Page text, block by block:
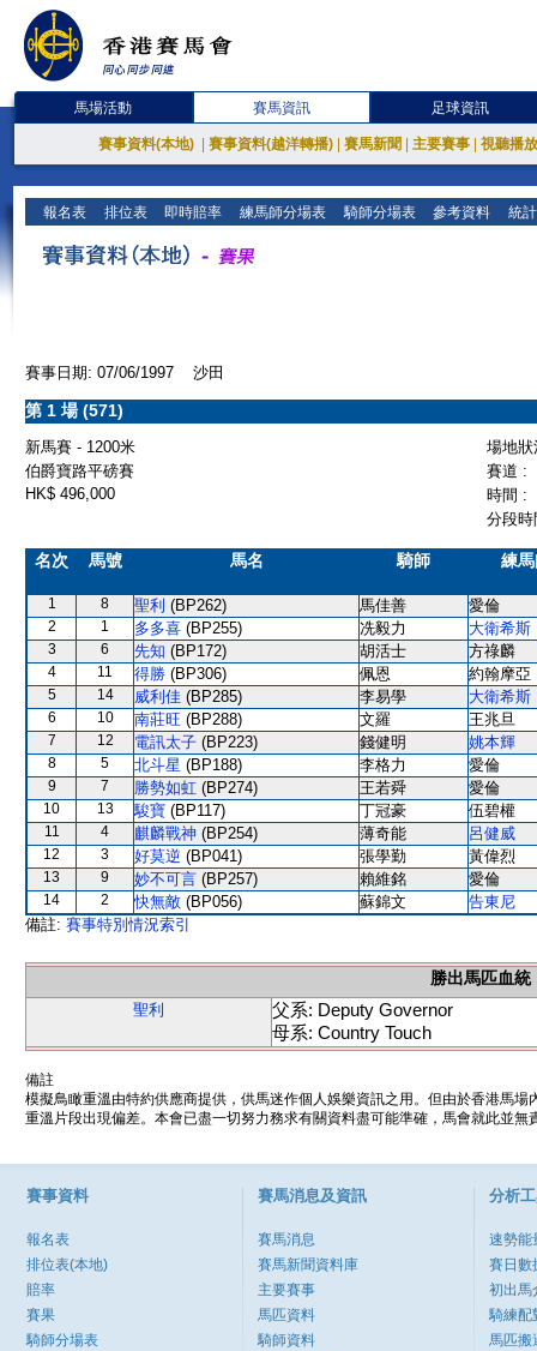
馬場活動 賽馬資訊 足球資訊
賽事資料(本地) 賽事資料(越洋轉播) 賽馬新聞 主要賽事 視聽播
報名表 排位表 即時賠率 練馬師分場表 騎師分場表 參考資料 統
賽事日期: 07/06/1997 沙田
第 1 場 (571)
新馬賽 - 1200米
場地
伯爵寶路平磅賽
賽道 :
HK$ 496,000
時間 :
分段
名次 馬號 馬名 騎師 練
1 8 聖利 (BP262) 馬佳善 愛倫
2 1 多多喜 (BP255) 冼毅力 大衛希斯
3 6 先知 (BP172) 胡活士 方祿麟
4 11 得勝 (BP306) 佩恩 約翰摩亞
5 14 威利佳 (BP285) 李易學 大衛希斯
6 10 南莊旺 (BP288) 文羅 王兆旦
7 12 電訊太子 (BP223) 錢健明 姚本輝
8 5 北斗星 (BP188) 李格力 愛倫
9 7 勝勢如虹 (BP274) 王若舜 愛倫
10 13 駿寶 (BP117) 丁冠豪 伍碧權
11 4 麒麟戰神 (BP254) 薄奇能 呂健威
12 3 好莫逆 (BP041) 張學勤 黃偉烈
13 9 妙不可言 (BP257) 賴維銘 愛倫
14 2 快無敵 (BP056) 蘇錦文
告東尼
備註: 賽事特別情況索引
勝出馬匹血統
聖利
父系: Deputy Governor
母系: Country Touch
備註
模擬鳥瞰重溫由特約供應商提供，供馬迷作個人娛樂資訊之用。但由於香港馬
重溫片段出現偏差。本會已盡一切努力務求有關資料盡可能準確，馬會就此並
賽事資料
報名表
排位表(本地)
賠率
賽果
騎師分場表
賽馬消息及資訊
賽馬消息
賽馬新聞資料庫
主要賽事
馬匹資料
騎師資料
分析
速勢能
賽日數
初出馬
騎練配
馬匹搬